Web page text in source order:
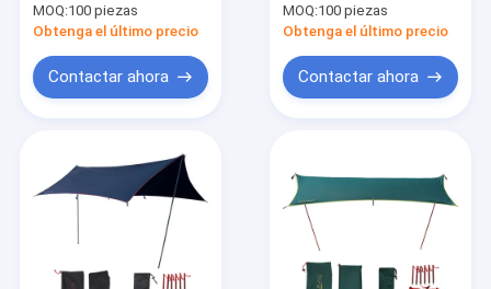
Productos
Sobre nosotros
MOQ:100 piezas
Obtenga el último precio
Contactar ahora
3000 mm
Multifunción
MOQ:100 piezas
Obtenga el último precio
Contactar ahora